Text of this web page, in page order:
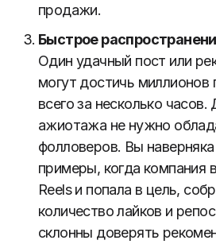
продажи.
Быстрое
Один удачный пост или
могут достичь миллионов
всего за несколько часов.
ажиотажа не нужно
фолловеров. Вы
примеры, когда компания
Reels и попала в цель,
количество лайков и
склонны доверять